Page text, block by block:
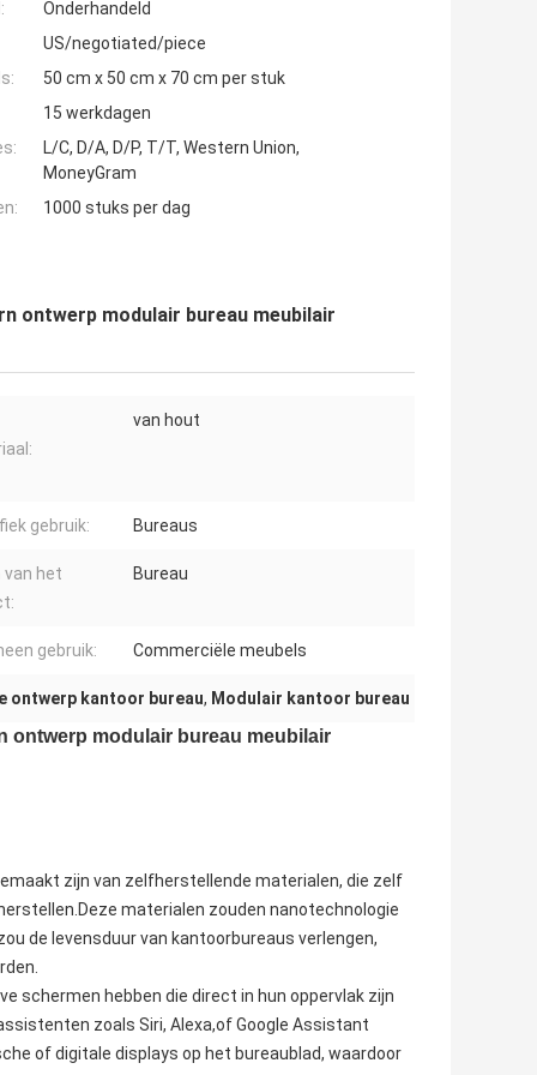
Onderhandeld
US/negotiated/piece
50 cm x 50 cm x 70 cm per stuk
15 werkdagen
L/C, D/A, D/P, T/T, Western Union,
MoneyGram
1000 stuks per dag
ontwerp modulair bureau meubilair
van hout
gebruik: Bureaus
van het
Bureau
gebruik: Commerciële meubels
ontwerp kantoor bureau, Modulair kantoor bureau
ontwerp modulair bureau meubilair
zijn van zelfherstellende materialen, die zelf
materialen zouden nanotechnologie
de levensduur van kantoorbureaus verlengen,
schermen hebben die direct in hun oppervlak zijn
zoals Siri, Alexa,of Google Assistant
of digitale displays op het bureaublad, waardoor